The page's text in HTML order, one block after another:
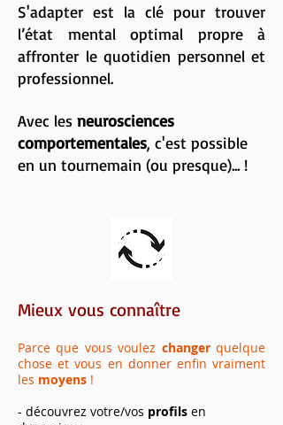
S'adapter est la clé pour trouver
l’état mental optimal propre à
affronter le quotidien personnel et
professionnel.
​Avec les neurosciences
comportementales, c'est possible
en un tournemain (ou presque)... !
Mieux vous connaître
Parce que vous voulez changerquelque
chose et vous en donner enfin vraiment
les moyens !
- découvrez votre/vos profils en